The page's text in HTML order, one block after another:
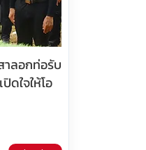
าลอกท่อรับ
ดใจให้โอ